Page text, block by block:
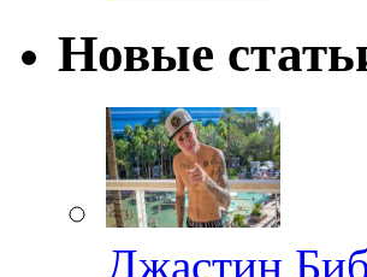
Новые
Джастин